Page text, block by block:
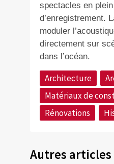
spectacles en
d’enregistrement.
moduler
directement sur
dans l’océan.
Architecture
Matériaux de
Rénovations
Autres